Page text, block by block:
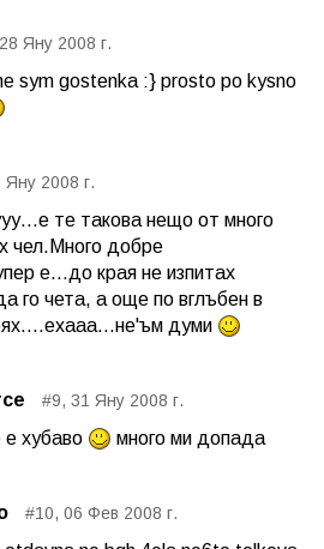
Яну 2008 г.
sym gostenka :} prosto po kysno
Яну 2008 г.
те такова нещо от много
чел.Много добре
е...до края не изпитах
го чета, а още по вглъбен в
думи
#9, 31 Яну 2008 г.
е хубаво много ми допада
#10, 06 Фев 2008 г.